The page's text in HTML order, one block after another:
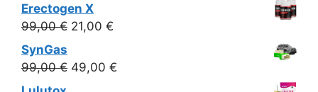
Erectogen X
99,00€ Ursprünglicher
war:
99,00 €
21,00 €
ist:
SynGas
99,00€ Ursprünglicher
49,00 €